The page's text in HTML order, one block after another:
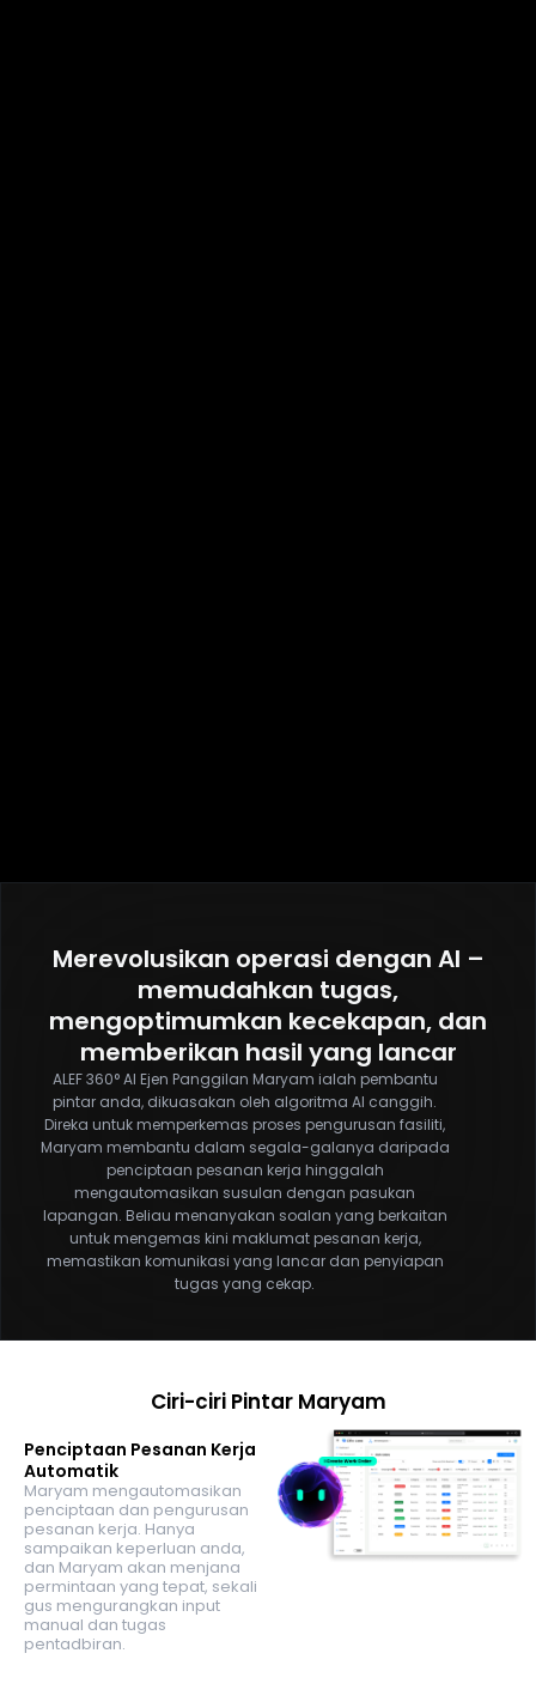
Merevolusikan operasi dengan AI –
memudahkan tugas,
mengoptimumkan kecekapan, dan
memberikan hasil yang lancar
ALEF 360° AI Ejen Panggilan Maryam ialah pembantu
pintar anda, dikuasakan oleh algoritma AI canggih.
Direka untuk memperkemas proses pengurusan fasiliti,
Maryam membantu dalam segala-galanya daripada
penciptaan pesanan kerja hinggalah
mengautomasikan susulan dengan pasukan
lapangan. Beliau menanyakan soalan yang berkaitan
untuk mengemas kini maklumat pesanan kerja,
memastikan komunikasi yang lancar dan penyiapan
tugas yang cekap.
Ciri-ciri Pintar Maryam
Penciptaan Pesanan Kerja
Automatik
Maryam mengautomasikan
penciptaan dan pengurusan
pesanan kerja. Hanya
sampaikan keperluan anda,
dan Maryam akan menjana
permintaan yang tepat, sekali
gus mengurangkan input
manual dan tugas
pentadbiran.